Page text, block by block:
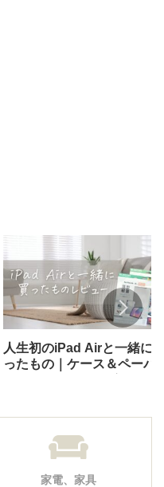
人生初のiPad Airと一緒に
ったもの｜ケース＆ペーパ
家電、家具